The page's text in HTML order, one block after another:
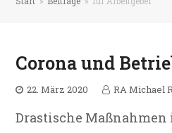
Corona und
22. März 2020 RA Michael
Drastische